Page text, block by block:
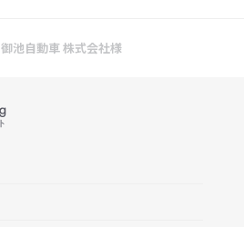
御池自動車 株式会社様